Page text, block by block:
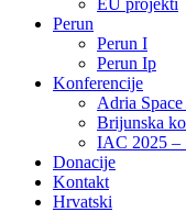
EU projekti
Perun
Perun I
Perun Ip
Konferencije
Adria
Brijunska
IAC 2025
Donacije
Kontakt
Hrvatski